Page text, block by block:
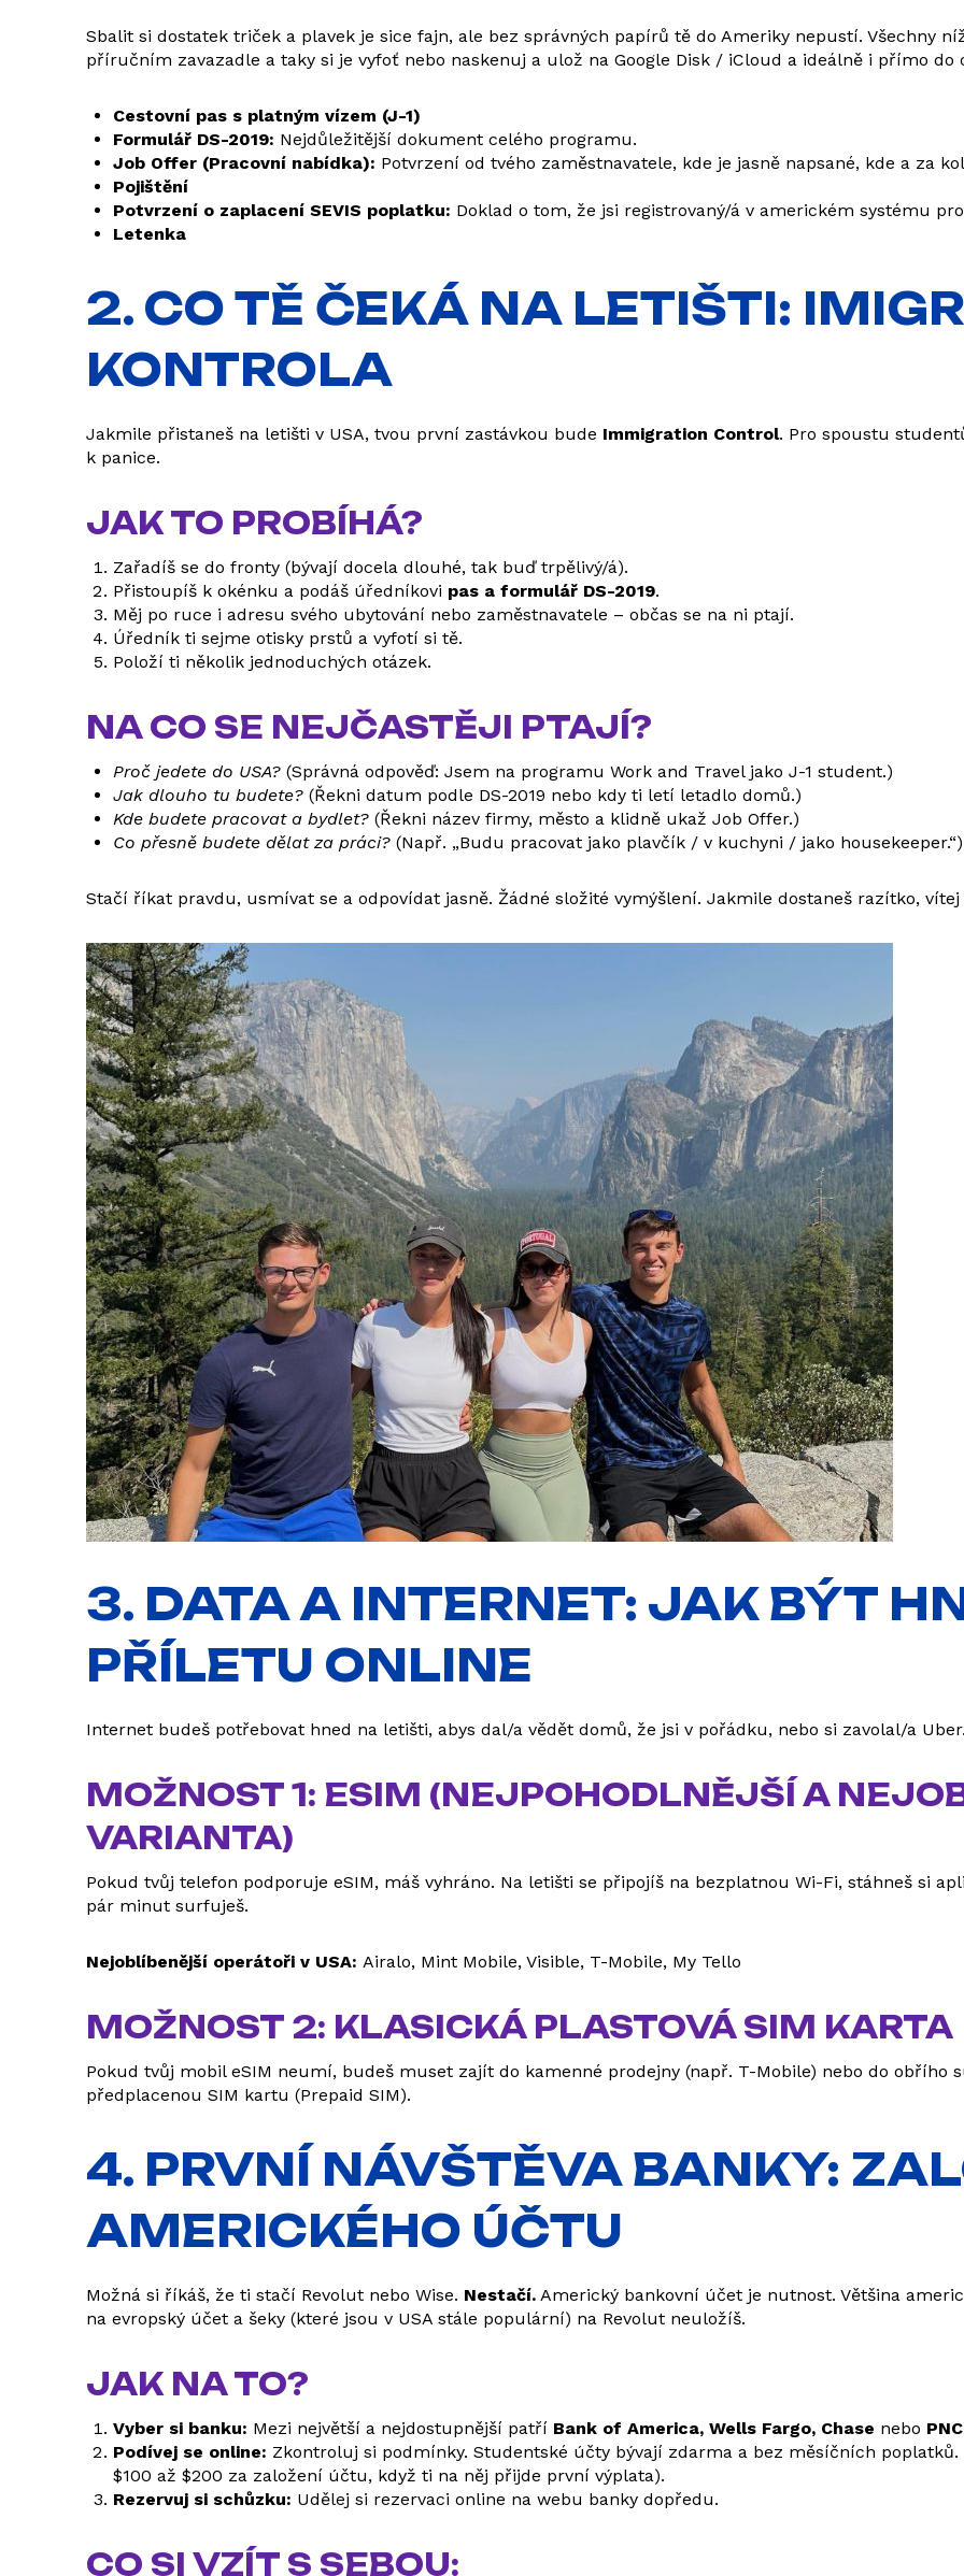
Sbalit si dostatek triček a plavek je sice fajn, ale bez správných papírů tě do Ameriky nepustí. Všechny
příručním zavazadle a taky si je vyfoť nebo naskenuj a ulož na Google Disk / iCloud a ideálně i přímo
Cestovní pas s platným vízem (J-1)
Formulář DS-2019: Nejdůležitější dokument celého programu.
Job Offer (Pracovní nabídka): Potvrzení od tvého zaměstnavatele, kde je jasně napsané, kde a za
Pojištění
Potvrzení o zaplacení SEVIS poplatku: Doklad o tom, že jsi registrovaný/á v americkém systému
Letenka
2. CO TĚ ČEKÁ NA LETIŠTI:
KONTROLA
Jakmile přistaneš na letišti v USA, tvou první zastávkou bude Immigration Control. Pro spoustu
k panice.
JAK TO PROBÍHÁ?
Zařadíš se do fronty (bývají docela dlouhé, tak buď trpělivý/á).
Přistoupíš k okénku a podáš úředníkovi pas a formulář DS-2019.
Měj po ruce i adresu svého ubytování nebo zaměstnavatele – občas se na ni ptají.
Úředník ti sejme otisky prstů a vyfotí si tě.
Položí ti několik jednoduchých otázek.
NA CO SE NEJČASTĚJI PTAJÍ?
Proč jedete do USA? (Správná odpověď: Jsem na programu Work and Travel jako J-1 student.)
Jak dlouho tu budete? (Řekni datum podle DS-2019 nebo kdy ti letí letadlo domů.)
Kde budete pracovat a bydlet? (Řekni název firmy, město a klidně ukaž Job Offer.)
Co přesně budete dělat za práci? (Např. „Budu pracovat jako plavčík / v kuchyni / jako housekeeper.“)
Stačí říkat pravdu, usmívat se a odpovídat jasně. Žádné složité vymýšlení. Jakmile dostaneš razítko, vítej
3. DATA A INTERNET: JAK BÝT
PŘÍLETU ONLINE
Internet budeš potřebovat hned na letišti, abys dal/a vědět domů, že jsi v pořádku, nebo si zavolal/a
MOŽNOST 1: ESIM (NEJPOHODLNĚJŠÍ A
VARIANTA)
Pokud tvůj telefon podporuje eSIM, máš vyhráno. Na letišti se připojíš na bezplatnou Wi-Fi, stáhneš si
pár minut surfuješ.
Nejoblíbenější operátoři v USA: Airalo, Mint Mobile, Visible, T-Mobile, My Tello
MOŽNOST 2: KLASICKÁ PLASTOVÁ SIM KARTA
Pokud tvůj mobil eSIM neumí, budeš muset zajít do kamenné prodejny (např. T-Mobile) nebo do obřího
předplacenou SIM kartu (Prepaid SIM).
4. PRVNÍ NÁVŠTĚVA BANKY:
AMERICKÉHO ÚČTU
Možná si říkáš, že ti stačí Revolut nebo Wise. Nestačí. Americký bankovní účet je nutnost. Většina
na evropský účet a šeky (které jsou v USA stále populární) na Revolut neuložíš.
JAK NA TO?
Vyber si banku: Mezi největší a nejdostupnější patří Bank of America, Wells Fargo, Chase nebo PNC
Podívej se online: Zkontroluj si podmínky. Studentské účty bývají zdarma a bez měsíčních
$100 až $200 za založení účtu, když ti na něj přijde první výplata).
Rezervuj si schůzku: Udělej si rezervaci online na webu banky dopředu.
CO SI VZÍT S SEBOU: